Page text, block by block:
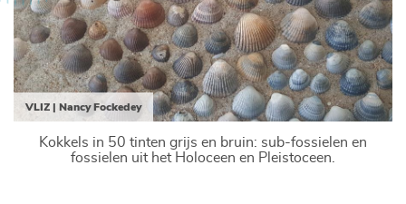
VLIZ | Nancy Fockedey
Kokkels in 50 tinten grijs en bruin: sub-fossielen en
fossielen uit het Holoceen en Pleistoceen.